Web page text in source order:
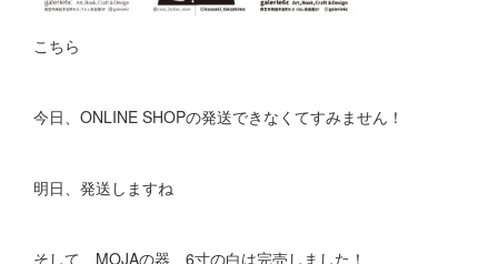
こちら
今日、ONLINE SHOPの発送できなくてすみません！
明日、発送しますね
そして、MOJAの器、6寸の白は完売しました！